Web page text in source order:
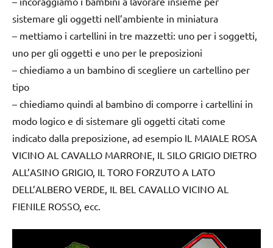
sistemare gli oggetti nell’ambiente in miniatura
– mettiamo i cartellini in tre mazzetti: uno per i soggetti,
uno per gli oggetti e uno per le preposizioni
– chiediamo a un bambino di scegliere un cartellino per
tipo
– chiediamo quindi al bambino di comporre i cartellini in
modo logico e di sistemare gli oggetti citati come
indicato dalla preposizione, ad esempio IL MAIALE ROSA
VICINO AL CAVALLO MARRONE, IL SILO GRIGIO DIETRO
ALL’ASINO GRIGIO, IL TORO FORZUTO A LATO
DELL’ALBERO VERDE, IL BEL CAVALLO VICINO AL
FIENILE ROSSO, ecc.